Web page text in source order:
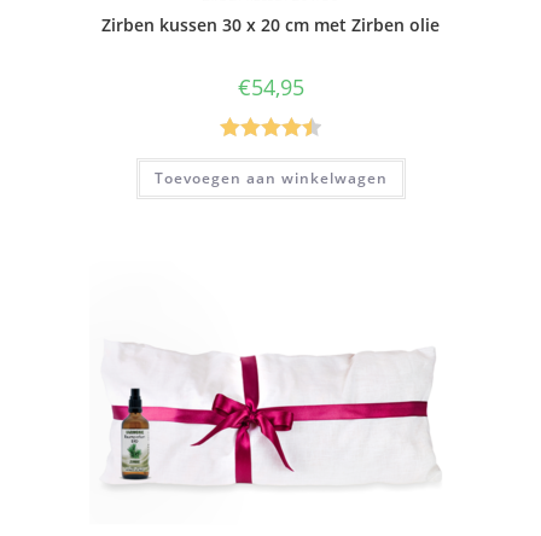
Zirben kussen 30 x 20 cm met Zirben olie
€54,95
Gewaardee
rd4.50 uit
Toevoegen aan winkelwagen